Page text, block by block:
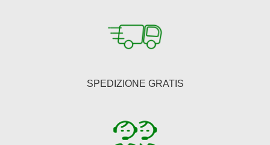
SPEDIZIONE GRATIS